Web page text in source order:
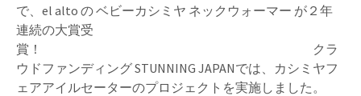
で、el alto の ベビーカシミヤ ネックウォーマー が２年
連続の大賞受
賞！ クラ
ウドファンディング STUNNING JAPANでは、カシミヤフ
ェアアイルセーターのプロジェクトを実施しました。